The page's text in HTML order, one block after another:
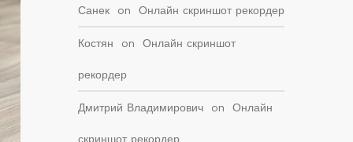
Санек on Онлайн скриншот рекордер
Костян on Онлайн скриншот
рекордер
Дмитрий Владимирович on Онлайн
скриншот рекордер